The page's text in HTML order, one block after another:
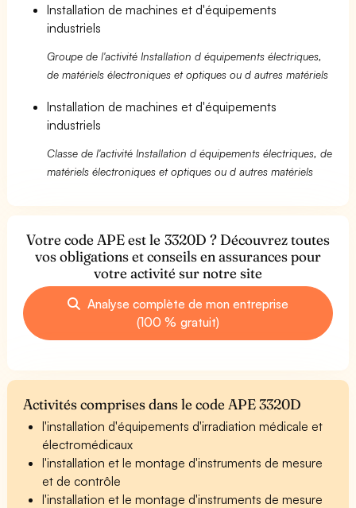
Installation de machines et d'équipements
industriels
Groupe de l'activité Installation d équipements électriques,
de matériels électroniques et optiques ou d autres matériels
Installation de machines et d'équipements
industriels
Classe de l'activité Installation d équipements électriques, de
matériels électroniques et optiques ou d autres matériels
Votre code APE est le 3320D ? Découvrez toutes
vos obligations et conseils en assurances pour
votre activité sur notre site
Analyse complète de mon entreprise
(100 % gratuit)
Activités comprises dans le code APE 3320D
l'installation d'équipements d'irradiation médicale et
électromédicaux
l'installation et le montage d'instruments de mesure
et de contrôle
l'installation et le montage d'instruments de mesure